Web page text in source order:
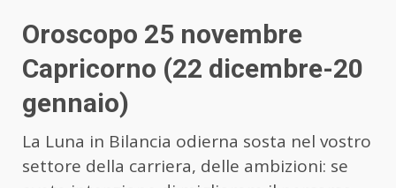
Oroscopo 25 novembre
Capricorno (22 dicembre-20
gennaio)
La Luna in Bilancia odierna sosta nel vostro
settore della carriera, delle ambizioni: se